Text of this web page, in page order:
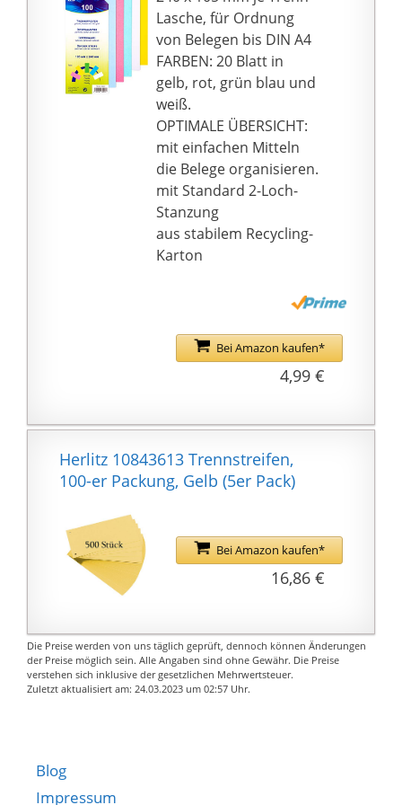
★ PERFEKTE ÜBERSICHT
★ – effektives System
zur Unterteilung und
Abtrennung diverser
Dokumente und
Unterlagen mit
geringem Aufwand,
farbige Einlege-Karten
zur Verwendung für
Aktenordner
★ VIELSEITIG
EINSETZBAR ★ –
Trennung für Schule
und Büro, Zwischen-
Lagen auch geeignet für
Laserdrucker, Trenn-
Zuhause, Home-Office,
Uni
Lasche, für Ordnung
von Belegen bis DIN A4
FARBEN: 20 Blatt in
gelb, rot, grün blau und
weiß.
OPTIMALE ÜBERSICHT:
mit einfachen Mitteln
die Belege organisieren.
mit Standard 2-Loch-
Stanzung
aus stabilem Recycling-
Karton
Bei Amazon kaufen*
4,99 €
Herlitz 10843613 Trennstreifen,
100-er Packung, Gelb (5er Pack)
Bei Amazon kaufen*
16,86 €
Die Preise werden von uns täglich geprüft, dennoch können Änderungen
der Preise möglich sein. Alle Angaben sind ohne Gewähr. Die Preise
verstehen sich inklusive der gesetzlichen Mehrwertsteuer.
Zuletzt aktualisiert am: 24.03.2023 um 02:57 Uhr.
Blog
Impressum